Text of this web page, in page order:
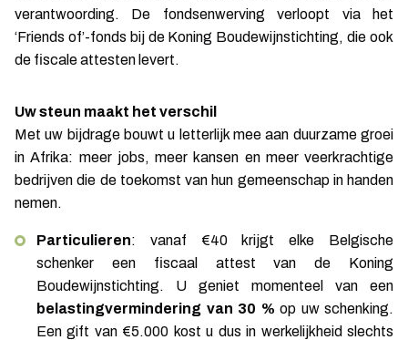
verantwoording. De fondsenwerving verloopt via het
‘Friends of’-fonds bij de Koning Boudewijnstichting, die ook
de fiscale attesten levert.
Uw steun maakt het verschil
Met uw bijdrage bouwt u letterlijk mee aan duurzame groei
in Afrika: meer jobs, meer kansen en meer veerkrachtige
bedrijven die de toekomst van hun gemeenschap in handen
nemen.
Particulieren: vanaf €40 krijgt elke Belgische
schenker een fiscaal attest van de Koning
Boudewijnstichting. U geniet momenteel van een
belastingvermindering van 30 % op uw schenking.
Een gift van €5.000 kost u dus in werkelijkheid slechts